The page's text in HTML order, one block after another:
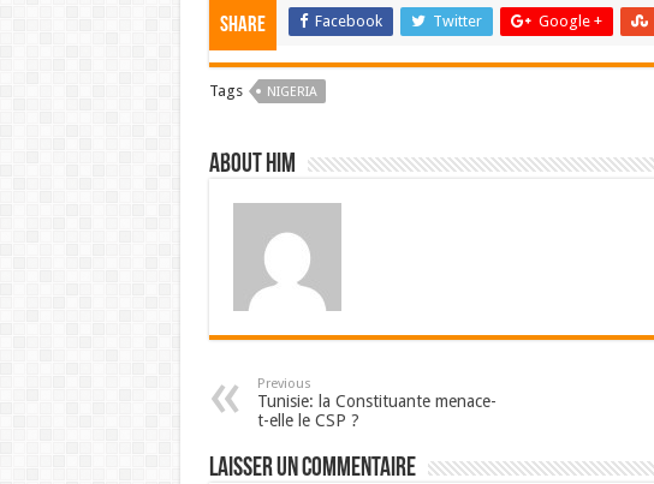
Share Facebook Twitter Google +
Tags NIGERIA
About him
Previous
Tunisie: la Constituante menace-
t-elle le CSP ?
Laisser un commentaire